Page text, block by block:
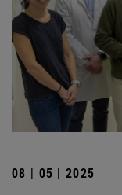
08 | 05 | 2025